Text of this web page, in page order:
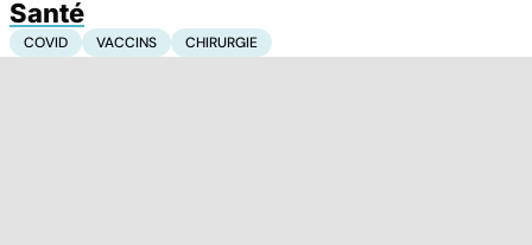
Santé
COVID VACCINS CHIRURGIE